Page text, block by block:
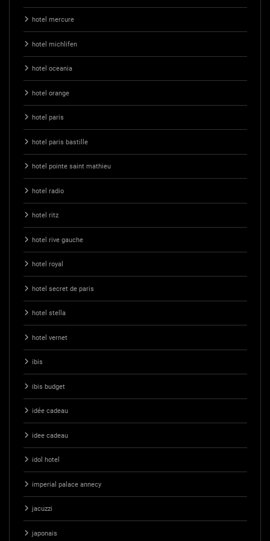
hotel mercure
hotel michlifen
hotel oceania
hotel orange
hotel paris
hotel paris bastille
hotel pointe saint mathieu
hotel radio
hotel ritz
hotel rive gauche
hotel royal
hotel secret de paris
hotel stella
hotel vernet
ibis
ibis budget
idée cadeau
idee cadeau
idol hotel
imperial palace annecy
jacuzzi
japonais